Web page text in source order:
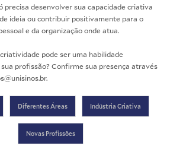
precisa desenvolver sua capacidade criativa
ideia ou contribuir positivamente para o
e da organização onde atua.
pode ser uma habilidade
profissão? Confirme sua presença através
Diferentes Áreas Indústria Criativa
Novas Profissões